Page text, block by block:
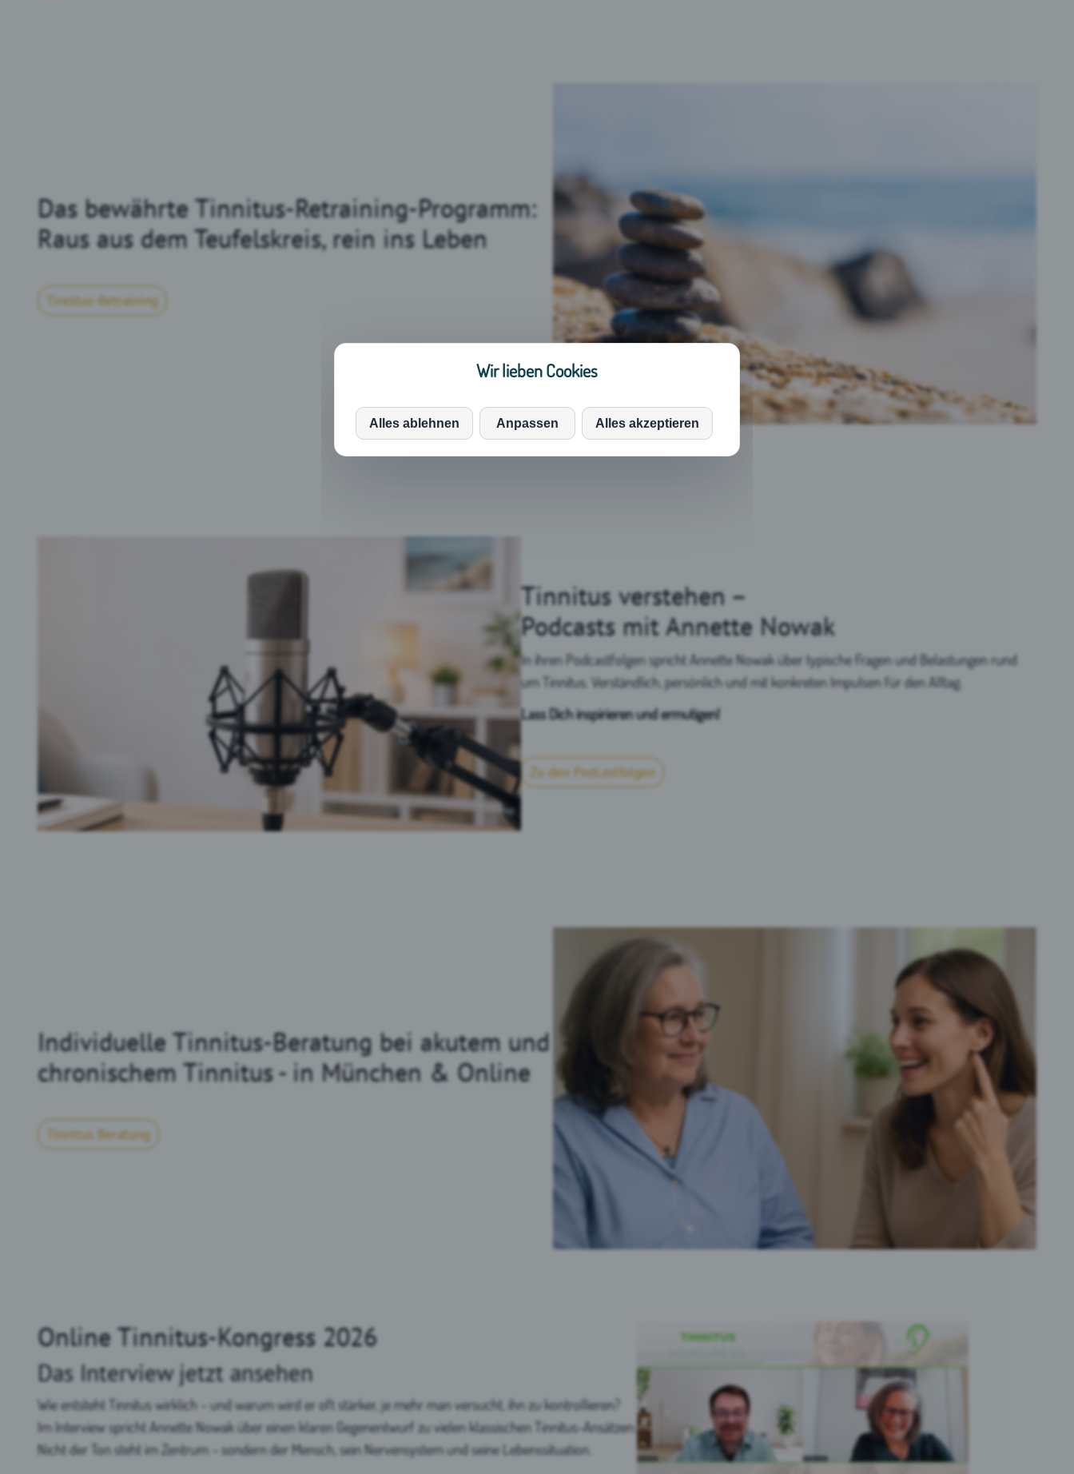
Das bewährte Tinnitus-Retraining-Programm:
Raus aus dem Teufelskreis, rein ins Leben
Tinnitus-Retraining
Tinnitus verstehen –
Podcasts mit Annette Nowak
In ihren Podcastfolgen spricht Annette Nowak über typische Fragen und Belastungen rund
um Tinnitus. Verständlich, persönlich und mit konkreten Impulsen für den Alltag.
Lass Dich inspirieren und ermutigen!
Zu den Podcastfolgen
Individuelle Tinnitus-Beratung bei akutem und
chronischem Tinnitus - in München & Online
Tinnitus Beratung
Online Tinnitus-Kongress 2026
Das Interview jetzt ansehen
Wie entsteht Tinnitus wirklich – und warum wird er oft stärker, je mehr man versucht, ihn zu kontrollieren?
Im Interview spricht Annette Nowak über einen klaren Gegenentwurf zu vielen klassischen Tinnitus-Ansätzen:
Nicht der Ton steht im Zentrum – sondern der Mensch, sein Nervensystem und seine Lebenssituation.
Wir lieben Cookies
Diese Website oder ihre Tools von Drittanbietern verarbeiten
personenbezogene Daten (z. B. Browserdaten, IP-Adressen) und verwenden
Cookies oder andere Kennungen, die für ihre Funktionsweise erforderlich sind
und zur Erreichung der in den Cookie-Richtlinien angegebenen Zwecke
Alles ablehnen Anpassen Alles akzeptieren